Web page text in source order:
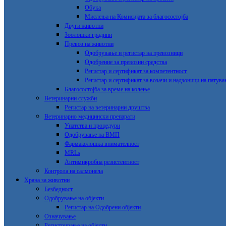
Обука
Мислења на Комисијата за благосостојба
Други животни
Зоолошки градини
Превоз на животни
Одобрување и регистар на превозници
Одобрение за превозни срeдства
Регистар и сертификат за компетентност
Регистар и сертификат за возачи и надзоници на
Благосостојба за време на колење
Ветеринарни служби
Регистар на ветеринарни друштва
Ветеринарно медицински препарати
Упатства и процедури
Одобрување на ВМП
Фармаколошка внимателност
MRLs
Антимикробна резистентност
Контрола на салмонела
Храна за животни
Безбедност
Одобрување на објекти
Регистар на Одобрени објекти
Означување